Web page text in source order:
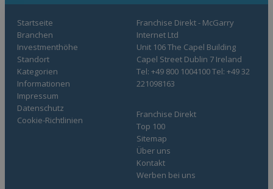
Startseite
Branchen
Investmenthöhe
Standort
Kategorien
Informationen
Franchise Direkt
Top 100
Sitemap
Über uns
Kontakt
Werben bei uns
Impressum
Datenschutz
Cookie-Richtlinien
Franchise Direkt - McGarry
Internet Ltd
Unit 106 The Capel Building
Capel Street Dublin 7 Ireland
Tel: +49 800 1004100 Tel: +49 32
221098163